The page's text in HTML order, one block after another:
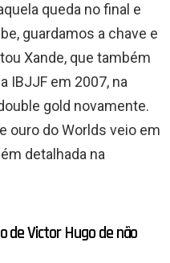
queda no final e
guardamos a chave e
Xande, que também
IBJJF em 2007, na
gold novamente.
ouro do Worlds veio em
detalhada na
de Victor Hugo de não